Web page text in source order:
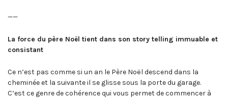
——
La force du père Noël tient dans son story telling immuable et
consistant
Ce n’est pas comme si un an le Père Noël descend dans la
cheminée et la suivante il se glisse sous la porte du garage.
C’est ce genre de cohérence qui vous permet de commencer à